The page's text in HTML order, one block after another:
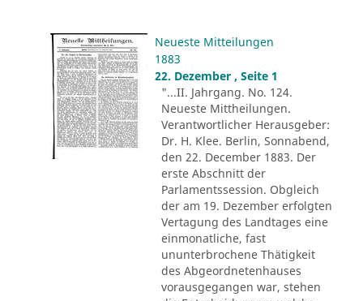
Neueste Mitteilungen
1883
22. Dezember , Seite 1
"...II. Jahrgang. No. 124.
Neueste Mittheilungen.
Verantwortlicher Herausgeber:
Dr. H. Klee. Berlin, Sonnabend,
den 22. December 1883. Der
erste Abschnitt der
Parlamentssession. Obgleich
der am 19. Dezember erfolgten
Vertagung des Landtages eine
einmonatliche, fast
ununterbrochene Thätigkeit
des Abgeordnetenhauses
vorausgegangen war, stehen